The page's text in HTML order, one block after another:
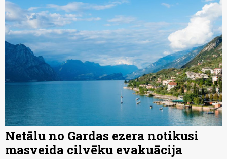
Netālu no Gardas ezera notikusi
masveida cilvēku evakuācija